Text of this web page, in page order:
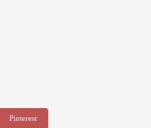
Pinterest